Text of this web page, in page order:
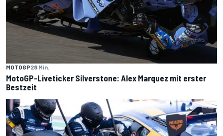
MOTOGP28 Min.
MotoGP-Liveticker Silverstone: Alex Marquez mit erster
Bestzeit